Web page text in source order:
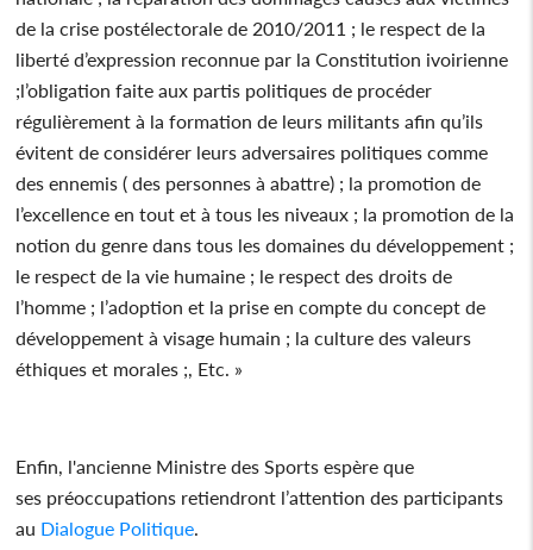
de la crise postélectorale de 2010/2011 ; le respect de la
liberté d’expression reconnue par la Constitution ivoirienne
;l’obligation faite aux partis politiques de procéder
régulièrement à la formation de leurs militants afin qu’ils
évitent de considérer leurs adversaires politiques comme
des ennemis ( des personnes à abattre) ; la promotion de
l’excellence en tout et à tous les niveaux ; la promotion de la
notion du genre dans tous les domaines du développement ;
le respect de la vie humaine ; le respect des droits de
l’homme ; l’adoption et la prise en compte du concept de
développement à visage humain ; la culture des valeurs
éthiques et morales ;, Etc. »
Enfin, l'ancienne Ministre des Sports espère que
ses préoccupations retiendront l’attention des participants
au Dialogue Politique.